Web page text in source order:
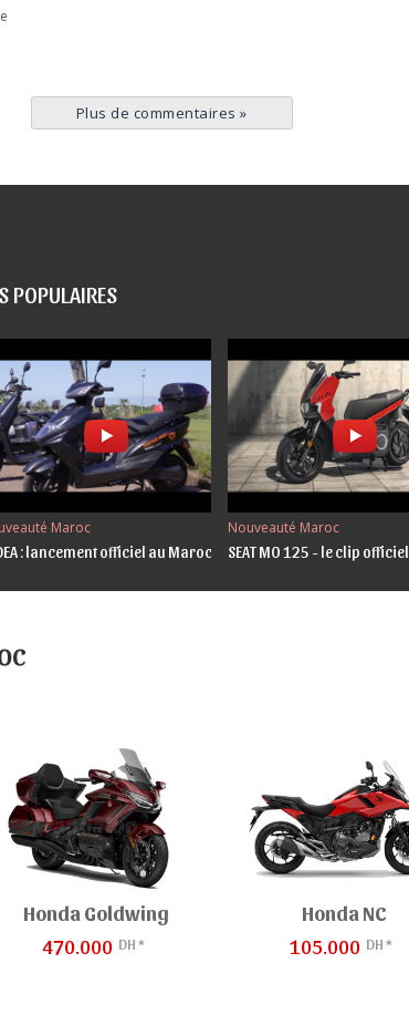
Plus de commentaires »
POPULAIRES
Maroc
Maroc
: lancement officiel au Maroc
Nouveauté Maroc
SEAT MO 125 - le clip officiel
Honda Goldwing
470.000 DH *
Honda NC
105.000 DH *